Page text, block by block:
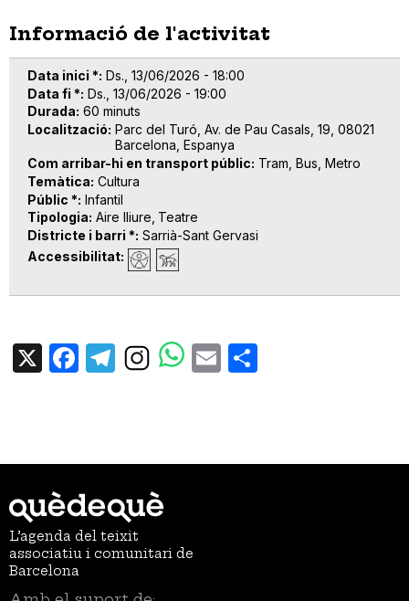
Informació de l'activitat
Data inici * Ds., 13/06/2026 - 18:00
Data fi * Ds., 13/06/2026 - 19:00
Durada 60 minuts
Localització Parc del Turó, Av. de Pau Casals, 19, 08021
Barcelona, Espanya
Com arribar-hi en transport públic Tram, Bus, Metro
Temàtica Cultura
Públic * Infantil
Tipologia Aire lliure Teatre
Districte i barri * Sarrià-Sant Gervasi
Accessibilitat
X Facebook
TelegramEmail
L’agenda del teixit
associatiu i comunitari de
Barcelona